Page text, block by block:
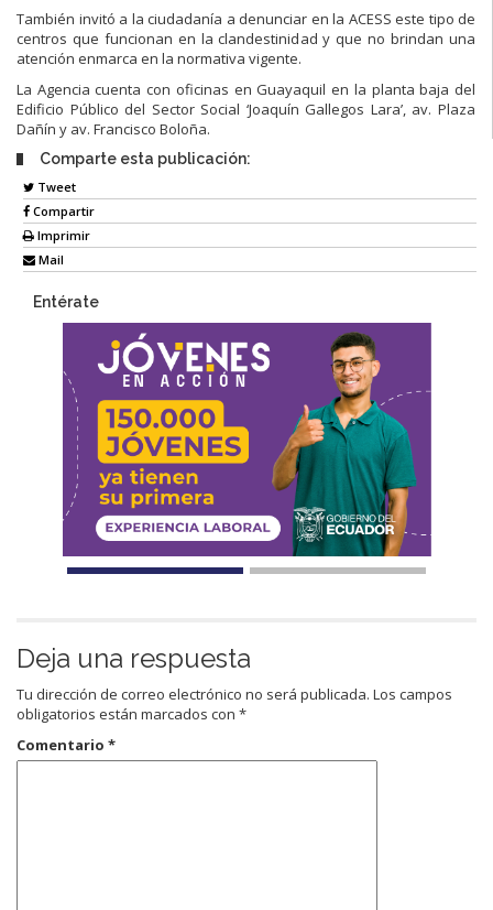
También invitó a la ciudadanía a denunciar en la ACESS este tipo de
centros que funcionan en la clandestinidad y que no brindan una
atención enmarca en la normativa vigente.
La Agencia cuenta con oficinas en Guayaquil en la planta baja del
Edificio Público del Sector Social ‘Joaquín Gallegos Lara’, av. Plaza
Dañín y av. Francisco Boloña.
Comparte esta publicación:
Tweet
Compartir
Imprimir
Mail
Entérate
Deja una respuesta
Tu dirección de correo electrónico no será publicada. Los campos
obligatorios están marcados con *
Comentario *